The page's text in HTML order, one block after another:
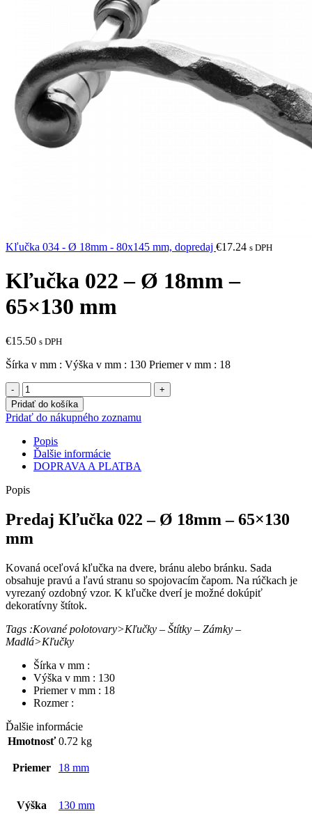
Kľučka 034 - Ø 18mm - 80x145 mm, dopredaj €17.24 s DPH
Kľučka 022 – Ø 18mm –
65×130 mm
€15.50 s DPH
Šírka v mm : Výška v mm : 130 Priemer v mm : 18
množstvo
Kľučka
022
-
Ø
18mm
-
65x130
mm
Pridať do košíka
Pridať do nákupného zoznamu
Popis
Ďalšie informácie
DOPRAVA A PLATBA
Popis
Predaj Kľučka 022 – Ø 18mm – 65×130
mm
Kovaná oceľová kľučka na dvere, bránu alebo bránku. Sada
obsahuje pravú a ľavú stranu so spojovacím čapom. Na rúčkach je
vyrezaný ozdobný vzor. K kľučke dverí je možné dokúpiť
dekoratívny štítok.
Tags :Kované polotovary>Kľučky – Štítky – Zámky –
Madlá>Kľučky
Šírka v mm :
Výška v mm : 130
Priemer v mm : 18
Rozmer :
Ďalšie informácie
Hmotnosť 0.72 kg
Priemer 18 mm
Výška 130 mm